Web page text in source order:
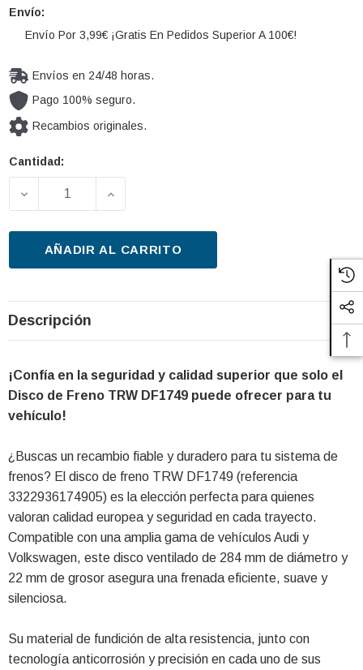
Envío:
Envío Por 3,99€ ¡Gratis En Pedidos Superior A 100€!
Envíos en 24/48 horas.
Pago 100% seguro.
Recambios originales.
Cantidad
Cantidad:
DISMINUIR LA CANTIDAD DE DISCO DE FRENO TRW
AUMENTAR LA CANTIDAD DE DISCO
AÑADIR AL CARRITO
Descripción
¡Confía en la seguridad y calidad superior que solo el
Disco de Freno TRW DF1749 puede ofrecer para tu
vehículo!
¿Buscas un recambio fiable y duradero para tu sistema de
frenos? El disco de freno TRW DF1749 (referencia
3322936174905) es la elección perfecta para quienes
valoran calidad europea y seguridad en cada trayecto.
Compatible con una amplia gama de vehículos Audi y
Volkswagen, este disco ventilado de 284 mm de diámetro y
22 mm de grosor asegura una frenada eficiente, suave y
silenciosa.
Su material de fundición de alta resistencia, junto con
tecnología anticorrosión y precisión en cada uno de sus